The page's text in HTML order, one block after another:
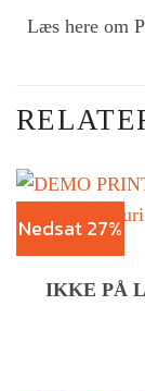
Læs here om
Nedsat 27%
IKKE PÅ